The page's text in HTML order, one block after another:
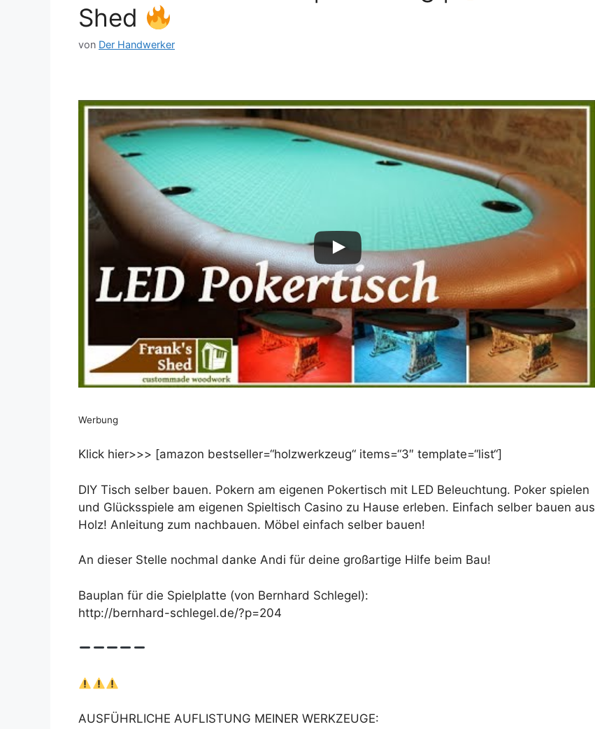
Shed
von Der Handwerker
Dieses Video auf YouTube ansehen
Werbung
Klick hier>>> [amazon bestseller=“holzwerkzeug“ items=“3″ template=“list“]
DIY Tisch selber bauen. Pokern am eigenen Pokertisch mit LED Beleuchtung. Poker spielen
und Glücksspiele am eigenen Spieltisch Casino zu Hause erleben. Einfach selber bauen aus
Holz! Anleitung zum nachbauen. Möbel einfach selber bauen!
An dieser Stelle nochmal danke Andi für deine großartige Hilfe beim Bau!
Bauplan für die Spielplatte (von Bernhard Schlegel):
http://bernhard-schlegel.de/?p=204
AUSFÜHRLICHE AUFLISTUNG MEINER WERKZEUGE: